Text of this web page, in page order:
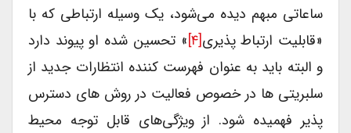
ساعاتی مبهم دیده می‌شود، یک وسیله ارتباطی که با
«قابلیت ارتباط پذیری[۴] » تحسین شده او پیوند دارد
و البته باید به عنوان فهرست کننده انتظارات جدید از
سلبریتی ها در خصوص فعالیت در روش های دسترس
پذیر فهمیده شود. از ویژگی‌های قابل توجه محیط